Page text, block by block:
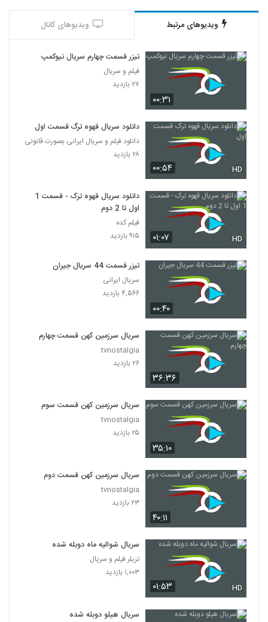
ویدیوهای مرتبط ویدیوهای کانال
۰۰:۳۱
تیزر قسمت چهارم سریال نیوکمپ
فیلم و سریال
۲۷ بازدید
۰۰:۵۴ HD
دانلود سریال قهوه ترگ قسمت اول
دانلود فیلم و سریال ایرانی بصورت قانونی
۲۸ بازدید
۰۱:۰۷ HD
دانلود سریال قهوه ترک - قسمت 1
اول تا 2 دوم
فیلم کده
۹۱۵ بازدید
۰۰:۴۰
تیزر قسمت 44 سریال جیران
سریال ایرانی
۴,۵۶۶ بازدید
۳۶:۳۶
سریال سرزمین کهن قسمت چهارم
tvnostalgia
۲۶ بازدید
۳۵:۱۰
سریال سرزمین کهن قسمت سوم
tvnostalgia
۲۵ بازدید
۴۰:۱۱
سریال سرزمین کهن قسمت دوم
tvnostalgia
۲۳ بازدید
۰۱:۵۳ HD
سریال شوالیه ماه دوبله شده
تریلر فیلم و سریال
۱,۰۰۳ بازدید
سریال هیلو دوبله شده